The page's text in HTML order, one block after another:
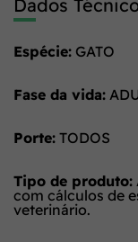
Dados
Espécie: GATO
Fase da vida:
Porte: TODOS
Tipo de produto:
com cálculos de
veterinário.